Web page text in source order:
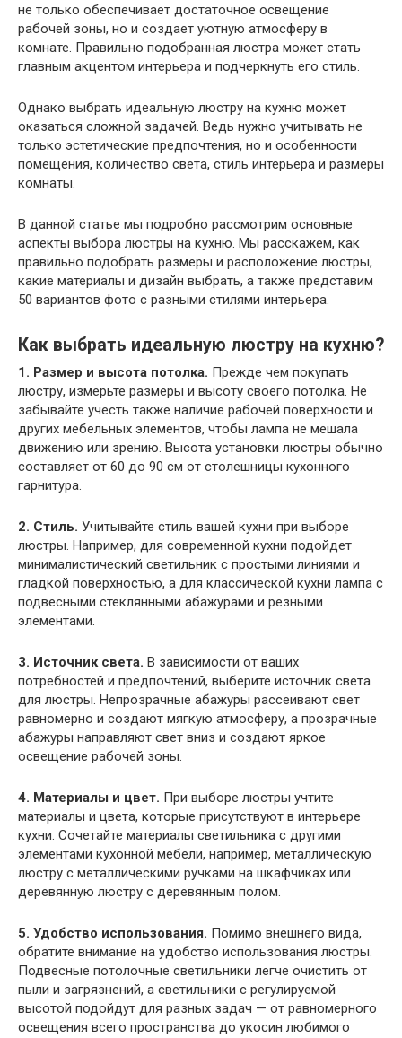
не только обеспечивает достаточное освещение
рабочей зоны, но и создает уютную атмосферу в
комнате. Правильно подобранная люстра может стать
главным акцентом интерьера и подчеркнуть его стиль.
Однако выбрать идеальную люстру на кухню может
оказаться сложной задачей. Ведь нужно учитывать не
только эстетические предпочтения, но и особенности
помещения, количество света, стиль интерьера и размеры
комнаты.
В данной статье мы подробно рассмотрим основные
аспекты выбора люстры на кухню. Мы расскажем, как
правильно подобрать размеры и расположение люстры,
какие материалы и дизайн выбрать, а также представим
50 вариантов фото с разными стилями интерьера.
Как выбрать идеальную люстру на кухню?
1. Размер и высота потолка. Прежде чем покупать
люстру, измерьте размеры и высоту своего потолка. Не
забывайте учесть также наличие рабочей поверхности и
других мебельных элементов, чтобы лампа не мешала
движению или зрению. Высота установки люстры обычно
составляет от 60 до 90 см от столешницы кухонного
гарнитура.
2. Стиль. Учитывайте стиль вашей кухни при выборе
люстры. Например, для современной кухни подойдет
минималистический светильник с простыми линиями и
гладкой поверхностью, а для классической кухни лампа с
подвесными стеклянными абажурами и резными
элементами.
3. Источник света. В зависимости от ваших
потребностей и предпочтений, выберите источник света
для люстры. Непрозрачные абажуры рассеивают свет
равномерно и создают мягкую атмосферу, а прозрачные
абажуры направляют свет вниз и создают яркое
освещение рабочей зоны.
4. Материалы и цвет. При выборе люстры учтите
материалы и цвета, которые присутствуют в интерьере
кухни. Сочетайте материалы светильника с другими
элементами кухонной мебели, например, металлическую
люстру с металлическими ручками на шкафчиках или
деревянную люстру с деревянным полом.
5. Удобство использования. Помимо внешнего вида,
обратите внимание на удобство использования люстры.
Подвесные потолочные светильники легче очистить от
пыли и загрязнений, а светильники с регулируемой
высотой подойдут для разных задач — от равномерного
освещения всего пространства до укосин любимого